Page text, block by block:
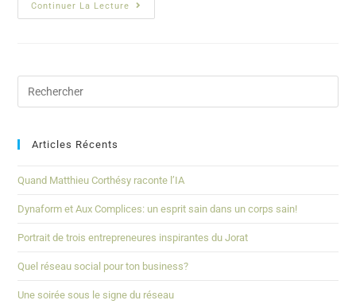
Continuer La Lecture
Articles Récents
Quand Matthieu Corthésy raconte l’IA
Dynaform et Aux Complices: un esprit sain dans un corps sain!
Portrait de trois entrepreneures inspirantes du Jorat
Quel réseau social pour ton business?
Une soirée sous le signe du réseau